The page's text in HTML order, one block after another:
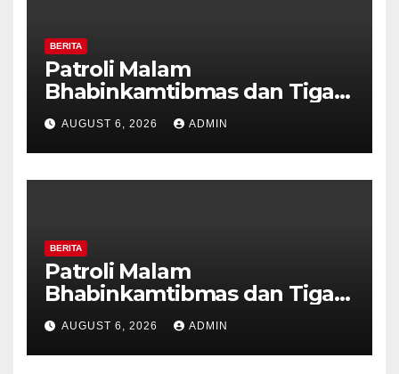
BERITA
Patroli Malam
Bhabinkamtibmas dan Tiga
Pilar Kelurahan Ungaran
Perkuat Kamtibmas, Warga
Diajak Aktifkan Ronda
AUGUST 6, 2026 ADMIN
BERITA
Patroli Malam
Bhabinkamtibmas dan Tiga
Pilar Kelurahan Ungaran
Perkuat Kamtibmas, Warga
Diajak Aktifkan Ronda
AUGUST 6, 2026 ADMIN